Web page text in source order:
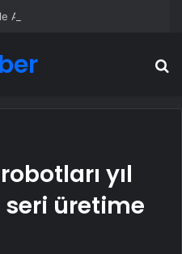
yıl
üretime